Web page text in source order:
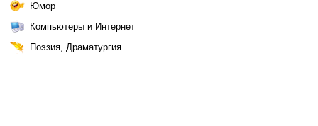
Юмор
Компьютеры и Интернет
Поэзия, Драматургия